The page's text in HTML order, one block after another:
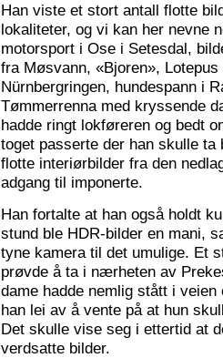
Han viste et stort antall flotte
lokaliteter, og vi kan her nevne
motorsport i Ose i Setesdal,
fra Møsvann, «Bjoren»,
Nürnbergringen, hundespann i
Tømmerrenna med kryssende
hadde ringt lokføreren og bedt
toget passerte der han skulle
flotte interiørbilder fra den
adgang til imponerte.
Han fortalte at han også holdt
stund ble HDR-bilder en mani,
tyne kamera til det umulige. Et
prøvde å ta i nærheten av
dame hadde nemlig stått i
han lei av å vente på at hun
Det skulle vise seg i ettertid at
verdsatte bilder.